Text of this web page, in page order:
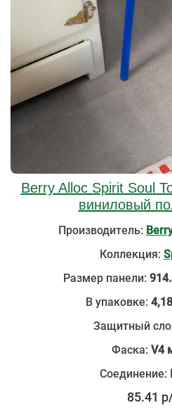
Berry Alloc Spirit Soul
виниловый
Производитель:
Коллекция:
Размер панели:
В упаковке:
Защитный
Фаска: V4
Соединение:
85.41